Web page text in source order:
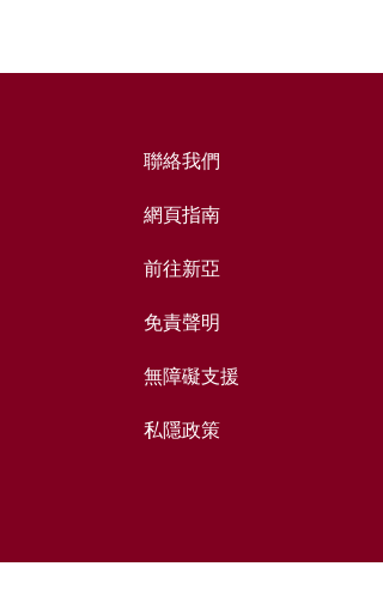
聯絡我們
網頁指南
前往新亞
免責聲明
無障礙支援
私隱政策